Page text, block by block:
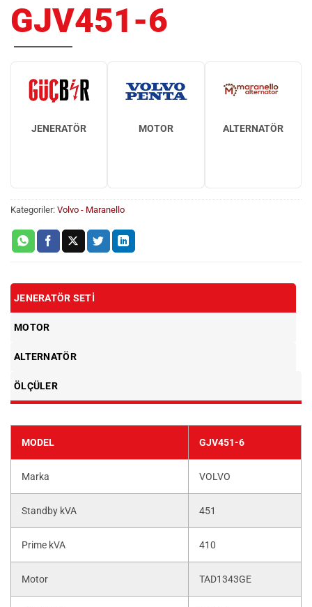
GJV451-6
JENERATÖR MOTOR ALTERNATÖR
Kategoriler: Volvo - Maranello
JENERATÖR SETI
MOTOR
ALTERNATÖR
ÖLÇÜLER
MODEL GJV451-6
Marka VOLVO
Standby kVA 451
Prime kVA 410
Motor TAD1343GE